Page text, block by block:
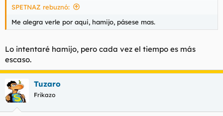
SPETNAZ rebuznó:
Me alegra verle por aqui, hamijo, pásese mas.
Lo intentaré hamijo, pero cada vez el tiempo es más
escaso.
Tuzaro
Frikazo